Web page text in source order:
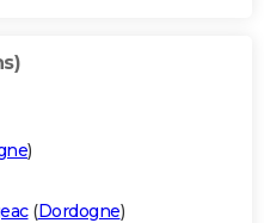
)
(Dordogne)